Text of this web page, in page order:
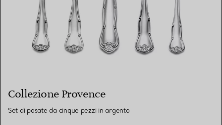
Collezione Provence
Set di posate da cinque pezzi in argento